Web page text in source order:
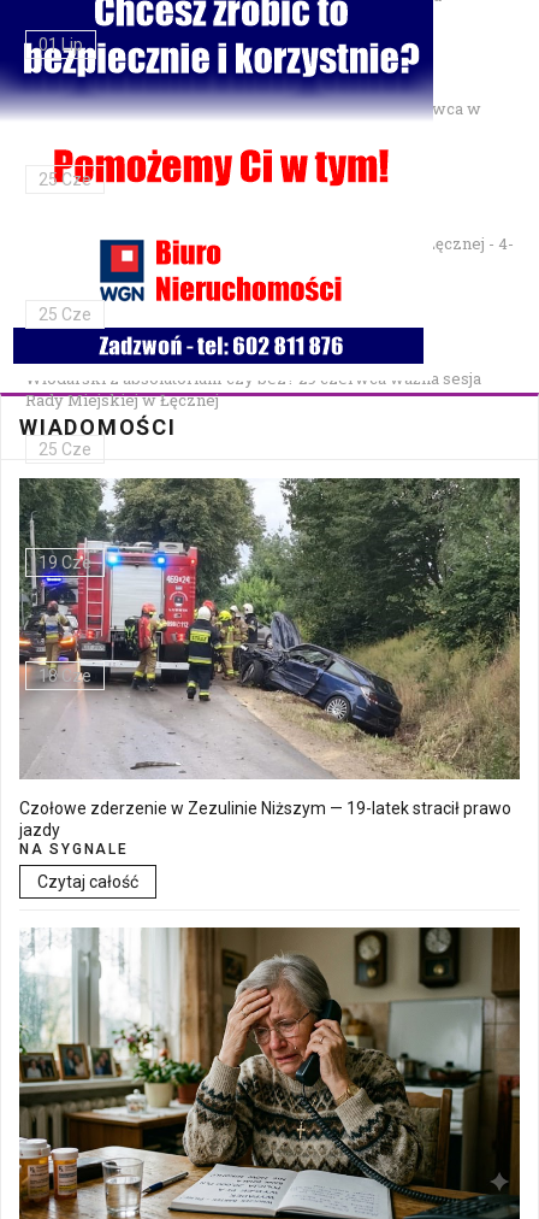
01 Lip
Gminne Zawody Sportowo-Pożarnicze OSP — 28 czerwca w
25 Cze
XXVII Festiwal Kapel Ulicznych i Podwórkowych w Łęcznej - 4-
5 lipca w Parku na Podzamczu
25 Cze
Włodarski z absolutorium czy bez? 29 czerwca ważna sesja
Rady Miejskiej w Łęcznej
25 Cze
Bezpłatna mammografia w Cycowie
19 Cze
Walne Zgromadzenie w SM "Batory" już 19 czerwca w Łęcznej
18 Cze
WIADOMOŚCI
Czołowe zderzenie w Zezulinie Niższym — 19-latek stracił prawo
jazdy
NA SYGNALE
Czytaj całość